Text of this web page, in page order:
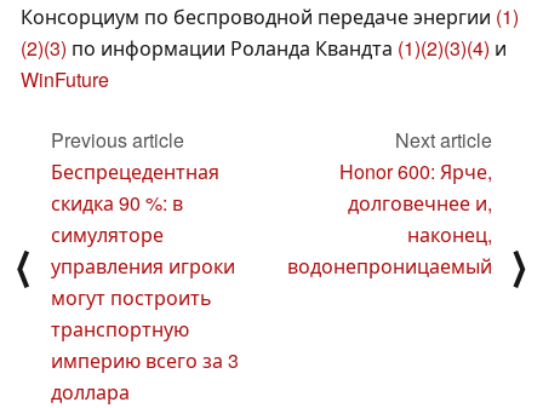
Консорциум по беспроводной передаче энергии (1)
(2)(3) по информации Роланда Квандта (1)(2)(3)(4) и
WinFuture
⟨
Previous article
Беспрецедентная
скидка 90 %: в
симуляторе
управления игроки
могут построить
транспортную
империю всего за 3
доллара
Next article
Honor 600: Ярче,
долговечнее и,
наконец,
водонепроницаемый
⟩